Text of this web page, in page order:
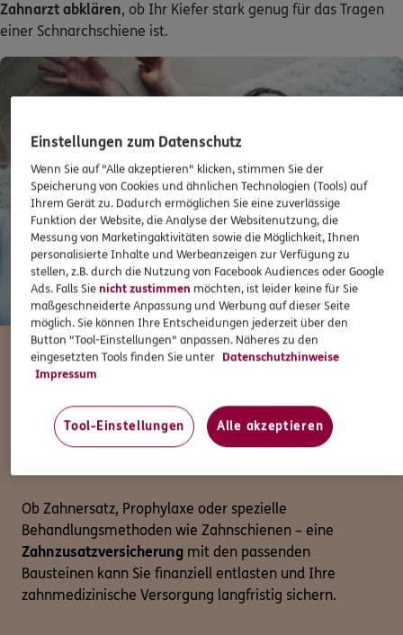
Zahnarzt abklären, ob Ihr Kiefer stark genug für das Tragen
einer Schnarchschiene ist.
Meine Zahnversicherung
Rundum abgesichert
Ob Zahnersatz, Prophylaxe oder spezielle
Behandlungsmethoden wie Zahnschienen – eine
Zahnzusatzversicherung mit den passenden
Bausteinen kann Sie finanziell entlasten und Ihre
zahnmedizinische Versorgung langfristig sichern.
Einstellungen zum Datenschutz
Wenn Sie auf "Alle akzeptieren" klicken, stimmen Sie der
Speicherung von Cookies und ähnlichen Technologien (Tools) auf
Ihrem Gerät zu. Dadurch ermöglichen Sie eine zuverlässige
Funktion der Website, die Analyse der Websitenutzung, die
Messung von Marketingaktivitäten sowie die Möglichkeit, Ihnen
personalisierte Inhalte und Werbeanzeigen zur Verfügung zu
stellen, z.B. durch die Nutzung von Facebook Audiences oder Google
Ads. Falls Sienicht zustimmen möchten, ist leider keine für Sie
maßgeschneiderte Anpassung und Werbung auf dieser Seite
möglich. Sie können Ihre Entscheidungen jederzeit über den
Button "Tool-Einstellungen" anpassen. Näheres zu den
eingesetzten Tools finden Sie unter Datenschutzhinweise
Impressum
Tool-Einstellungen Alle akzeptieren